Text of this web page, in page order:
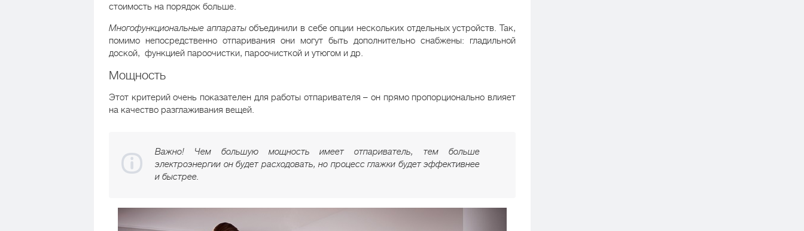
стоимость на порядок больше.
Многофункциональные аппаратыобъединили в себе опции нескольких отдельных устройств. Так,
помимо непосредственно отпаривания они могут быть дополнительно снабжены: гладильной
доской, функцией пароочистки, пароочисткой и утюгом и др.
Мощность
Этот критерий очень показателен для работы отпаривателя – он прямо пропорционально влияет
на качество разглаживания вещей.
Важно! Чем большую мощность имеет отпариватель, тем больше
электроэнергии он будет расходовать, но процесс глажки будет эффективнее
и быстрее.